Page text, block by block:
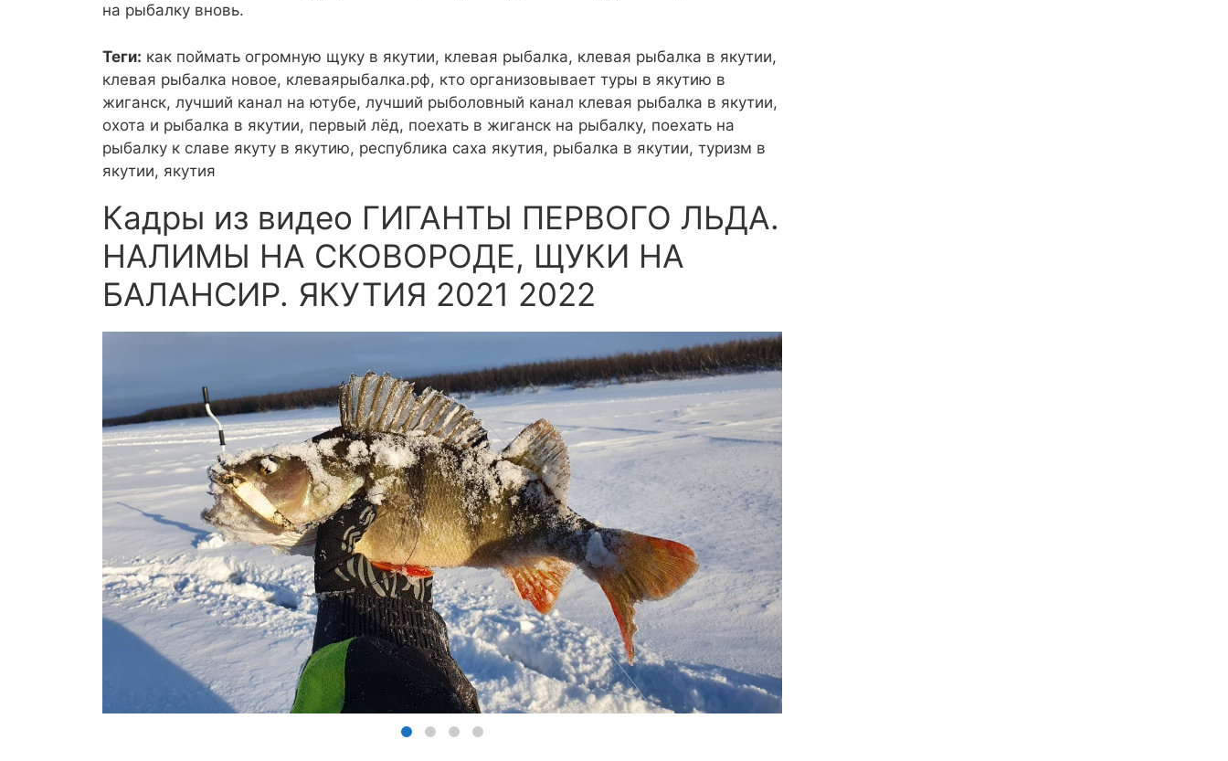
на рыбалку вновь.
Теги: как поймать огромную щуку в якутии, клевая рыбалка, клевая рыбалка в якутии,
клевая рыбалка новое, клеваярыбалка.рф, кто организовывает туры в якутию в
жиганск, лучший канал на ютубе, лучший рыболовный канал клевая рыбалка в якутии,
охота и рыбалка в якутии, первый лёд, поехать в жиганск на рыбалку, поехать на
рыбалку к славе якуту в якутию, республика саха якутия, рыбалка в якутии, туризм в
якутии, якутия
Кадры из видео ГИГАНТЫ ПЕРВОГО ЛЬДА.
НАЛИМЫ НА СКОВОРОДЕ, ЩУКИ НА
БАЛАНСИР. ЯКУТИЯ 2021 2022